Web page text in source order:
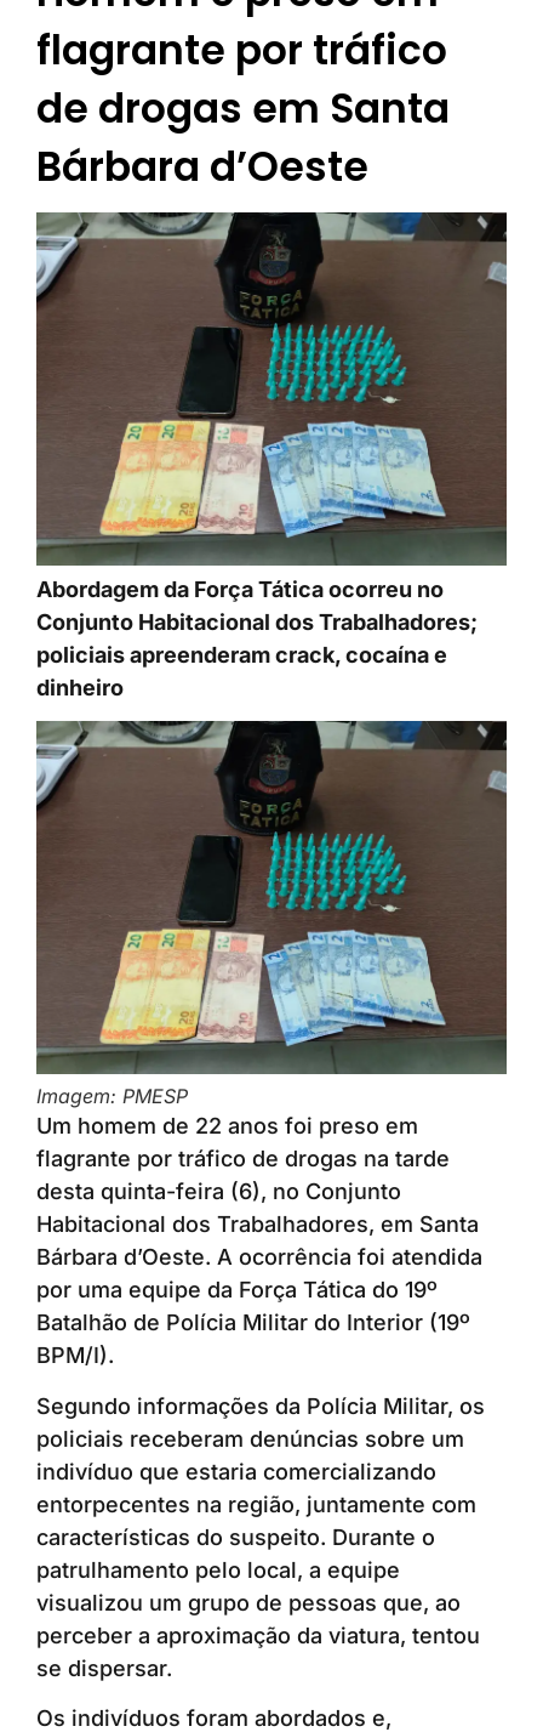
flagrante por tráfico
de drogas em Santa
Bárbara d’Oeste
Abordagem da Força Tática ocorreu no
Conjunto Habitacional dos Trabalhadores;
policiais apreenderam crack, cocaína e
dinheiro
Imagem: PMESP
Um homem de 22 anos foi preso em
flagrante por tráfico de drogas na tarde
desta quinta-feira (6), no Conjunto
Habitacional dos Trabalhadores, em Santa
Bárbara d’Oeste. A ocorrência foi atendida
por uma equipe da Força Tática do 19º
Batalhão de Polícia Militar do Interior (19º
BPM/I).
Segundo informações da Polícia Militar, os
policiais receberam denúncias sobre um
indivíduo que estaria comercializando
entorpecentes na região, juntamente com
características do suspeito. Durante o
patrulhamento pelo local, a equipe
visualizou um grupo de pessoas que, ao
perceber a aproximação da viatura, tentou
se dispersar.
Os indivíduos foram abordados e,